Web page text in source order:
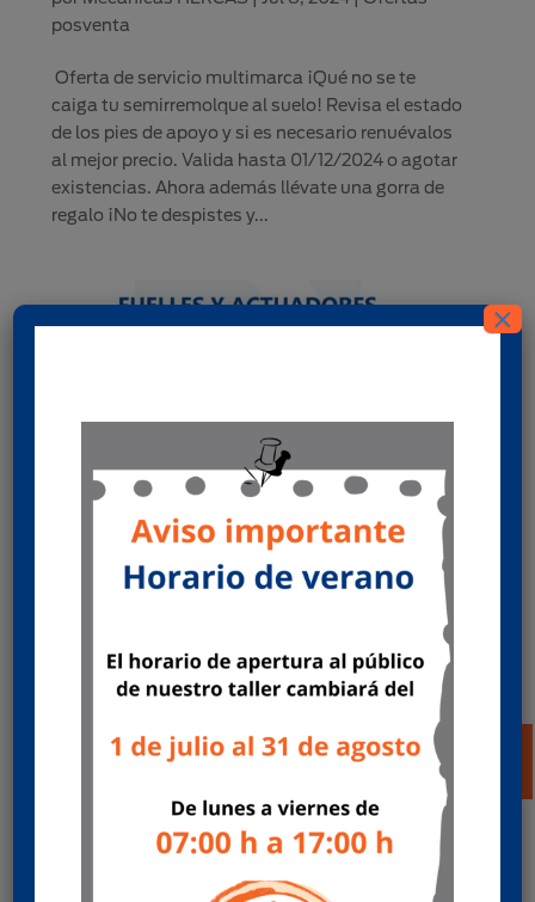
posventa
Oferta de servicio multimarca ¡Qué no se te
caiga tu semirremolque al suelo! Revisa el estado
de los pies de apoyo y si es necesario renuévalos
al mejor precio. Valida hasta 01/12/2024 o agotar
existencias. Ahora además llévate una gorra de
regalo ¡No te despistes y...
Mecánicas HERCAS|Jun 25, 2024| Ofertas
Oferta de servicio multimarca ¡Qué no se te falte
actuadores de freno. Valida hasta 31/12/2024 o
agotar existencias. Aprovecha nuestra
×